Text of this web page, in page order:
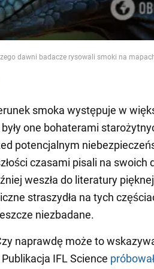
dawni badacze rysowali smoki na
smoka występuje w
one bohaterami
potencjalnym
czasami pisali na swoich
weszła do literatury
straszydła na tych
niezbadane.
naprawdę może to
IFL Science